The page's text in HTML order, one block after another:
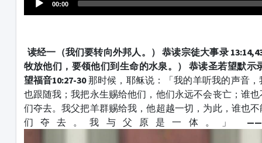
00:00
读经一（我们要转向外邦人。）
恭读宗徒大事录
牧放他们，要领他们到生命的水泉。）
恭读圣若望默示
望福音10:27-30那时候，耶稣说：「我的羊听我的声音
也跟随我；我把永生赐给他们，他们永远不会丧亡；谁
们夺去。我父把羊群赐给我，他超越一切，为此，谁也
们夺去。我与父原是一体。」